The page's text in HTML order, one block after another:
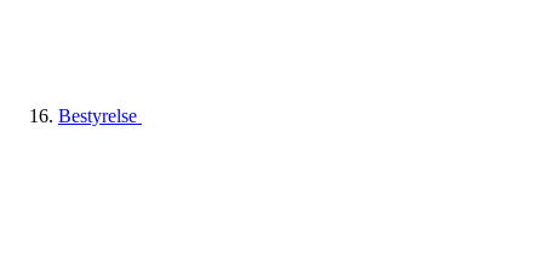
Bestyrelse